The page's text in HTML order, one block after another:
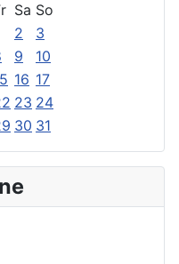
Sa So
2
3
9
10
16 17
23 24
30 31